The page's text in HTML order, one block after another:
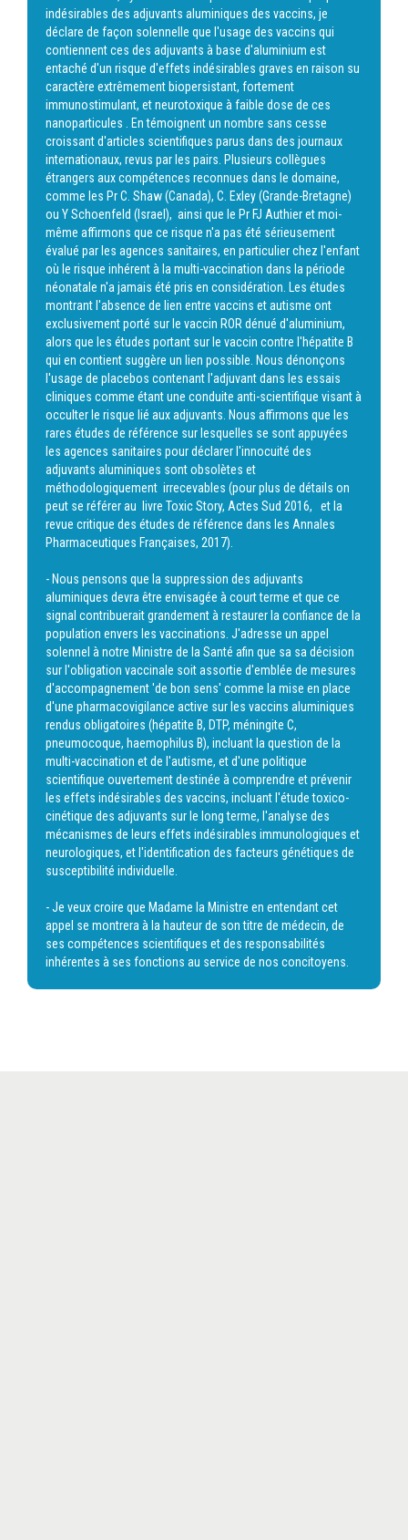
indésirables des adjuvants aluminiques des vaccins, je
déclare de façon solennelle que l'usage des vaccins qui
contiennent ces des adjuvants à base d'aluminium est
entaché d'un risque d'effets indésirables graves en raison su
caractère extrêmement biopersistant, fortement
immunostimulant, et neurotoxique à faible dose de ces
nanoparticules . En témoignent un nombre sans cesse
croissant d'articles scientifiques parus dans des journaux
internationaux, revus par les pairs. Plusieurs collègues
étrangers aux compétences reconnues dans le domaine,
comme les Pr C. Shaw (Canada), C. Exley (Grande-Bretagne)
ou Y Schoenfeld (Israel), ainsi que le Pr FJ Authier et moi-
même affirmons que ce risque n'a pas été sérieusement
évalué par les agences sanitaires, en particulier chez l'enfant
où le risque inhérent à la multi-vaccination dans la période
néonatale n'a jamais été pris en considération. Les études
montrant l'absence de lien entre vaccins et autisme ont
exclusivement porté sur le vaccin ROR dénué d'aluminium,
alors que les études portant sur le vaccin contre l'hépatite B
qui en contient suggère un lien possible. Nous dénonçons
l'usage de placebos contenant l'adjuvant dans les essais
cliniques comme étant une conduite anti-scientifique visant à
occulter le risque lié aux adjuvants. Nous affirmons que les
rares études de référence sur lesquelles se sont appuyées
les agences sanitaires pour déclarer l'innocuité des
adjuvants aluminiques sont obsolètes et
méthodologiquement irrecevables (pour plus de détails on
peut se référer au livre Toxic Story, Actes Sud 2016, et la
revue critique des études de référence dans les Annales
Pharmaceutiques Françaises, 2017).
- Nous pensons que la suppression des adjuvants
aluminiques devra être envisagée à court terme et que ce
signal contribuerait grandement à restaurer la confiance de la
population envers les vaccinations. J'adresse un appel
solennel à notre Ministre de la Santé afin que sa sa décision
sur l'obligation vaccinale soit assortie d'emblée de mesures
d'accompagnement 'de bon sens' comme la mise en place
d'une pharmacovigilance active sur les vaccins aluminiques
rendus obligatoires (hépatite B, DTP, méningite C,
pneumocoque, haemophilus B), incluant la question de la
multi-vaccination et de l'autisme, et d'une politique
scientifique ouvertement destinée à comprendre et prévenir
les effets indésirables des vaccins, incluant l'étude toxico-
cinétique des adjuvants sur le long terme, l'analyse des
mécanismes de leurs effets indésirables immunologiques et
neurologiques, et l'identification des facteurs génétiques de
susceptibilité individuelle.
- Je veux croire que Madame la Ministre en entendant cet
appel se montrera à la hauteur de son titre de médecin, de
ses compétences scientifiques et des responsabilités
inhérentes à ses fonctions au service de nos concitoyens.